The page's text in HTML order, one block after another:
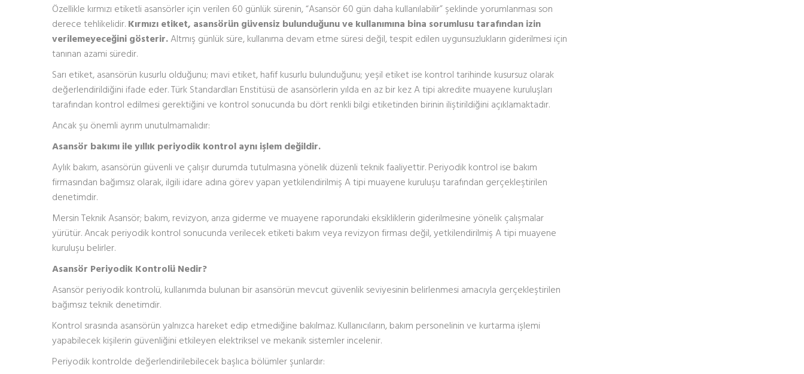
Özellikle kırmızı etiketli asansörler için verilen 60 günlük sürenin, “Asansör 60 gün daha kullanılabilir” şeklinde yorumlanması son
derece tehlikelidir. Kırmızı etiket, asansörün güvensiz bulunduğunu ve kullanımına bina sorumlusu tarafından izin
verilemeyeceğini gösterir.Altmış günlük süre, kullanıma devam etme süresi değil, tespit edilen uygunsuzlukların giderilmesi için
tanınan azami süredir.
Sarı etiket, asansörün kusurlu olduğunu; mavi etiket, hafif kusurlu bulunduğunu; yeşil etiket ise kontrol tarihinde kusursuz olarak
değerlendirildiğini ifade eder. Türk Standardları Enstitüsü de asansörlerin yılda en az bir kez A tipi akredite muayene kuruluşları
tarafından kontrol edilmesi gerektiğini ve kontrol sonucunda bu dört renkli bilgi etiketinden birinin iliştirildiğini açıklamaktadır.
Ancak şu önemli ayrım unutulmamalıdır:
Asansör bakımı ile yıllık periyodik kontrol aynı işlem değildir.
Aylık bakım, asansörün güvenli ve çalışır durumda tutulmasına yönelik düzenli teknik faaliyettir. Periyodik kontrol ise bakım
firmasından bağımsız olarak, ilgili idare adına görev yapan yetkilendirilmiş A tipi muayene kuruluşu tarafından gerçekleştirilen
denetimdir.
Mersin Teknik Asansör; bakım, revizyon, arıza giderme ve muayene raporundaki eksikliklerin giderilmesine yönelik çalışmalar
yürütür. Ancak periyodik kontrol sonucunda verilecek etiketi bakım veya revizyon firması değil, yetkilendirilmiş A tipi muayene
kuruluşu belirler.
Asansör Periyodik Kontrolü Nedir?
Asansör periyodik kontrolü, kullanımda bulunan bir asansörün mevcut güvenlik seviyesinin belirlenmesi amacıyla gerçekleştirilen
bağımsız teknik denetimdir.
Kontrol sırasında asansörün yalnızca hareket edip etmediğine bakılmaz. Kullanıcıların, bakım personelinin ve kurtarma işlemi
yapabilecek kişilerin güvenliğini etkileyen elektriksel ve mekanik sistemler incelenir.
Periyodik kontrolde değerlendirilebilecek başlıca bölümler şunlardır: